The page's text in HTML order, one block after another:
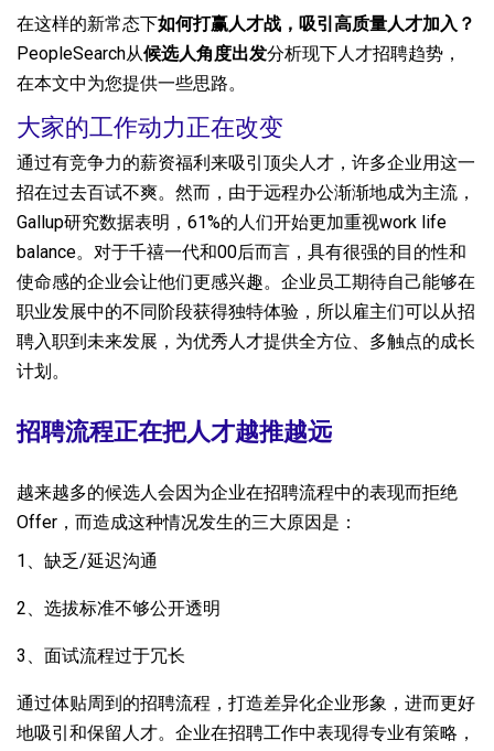
在这样的新常态下如何打赢人才战，吸引高质量人才加入？
PeopleSearch从候选人角度出发分析现下人才招聘趋势，
在本文中为您提供一些思路。
大家的工作动力正在改变
通过有竞争力的薪资福利来吸引顶尖人才，许多企业用这一
招在过去百试不爽。然而，由于远程办公渐渐地成为主流，
Gallup研究数据表明，61%的人们开始更加重视work life
balance。对于千禧一代和00后而言，具有很强的目的性和
使命感的企业会让他们更感兴趣。企业员工期待自己能够在
职业发展中的不同阶段获得独特体验，所以雇主们可以从招
聘入职到未来发展，为优秀人才提供全方位、多触点的成长
计划。
招聘流程正在把人才越推越远
越来越多的候选人会因为企业在招聘流程中的表现而拒绝
Offer，而造成这种情况发生的三大原因是：
1、缺乏/延迟沟通
2、选拔标准不够公开透明
3、面试流程过于冗长
通过体贴周到的招聘流程，打造差异化企业形象，进而更好
地吸引和保留人才。企业在招聘工作中表现得专业有策略，